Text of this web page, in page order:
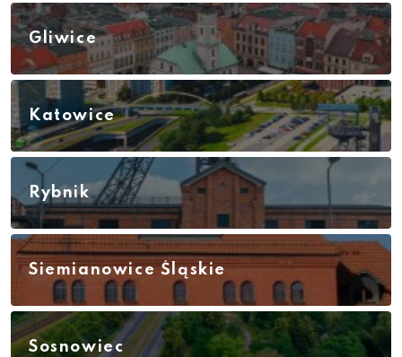
Gliwice
Katowice
Rybnik
Siemianowice Śląskie
Sosnowiec